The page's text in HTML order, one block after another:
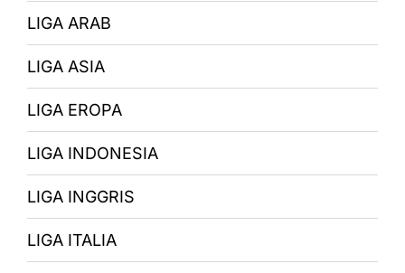
LIGA ARAB
LIGA ASIA
LIGA EROPA
LIGA INDONESIA
LIGA INGGRIS
LIGA ITALIA